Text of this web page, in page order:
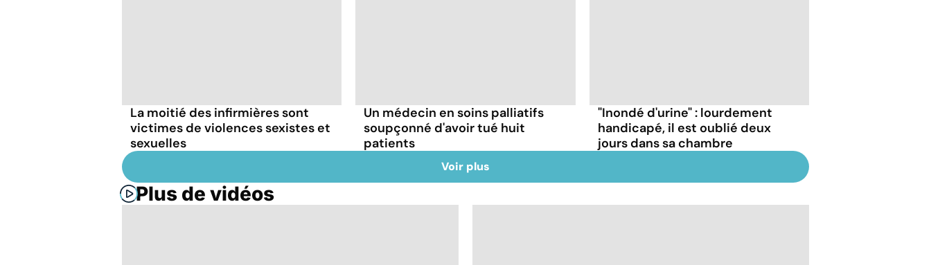
La moitié des infirmières sont
victimes de violences sexistes et
sexuelles
Un médecin en soins palliatifs
soupçonné d'avoir tué huit
patients
"Inondé d'urine" : lourdement
handicapé, il est oublié deux
jours dans sa chambre
Voir plus
Plus de vidéos